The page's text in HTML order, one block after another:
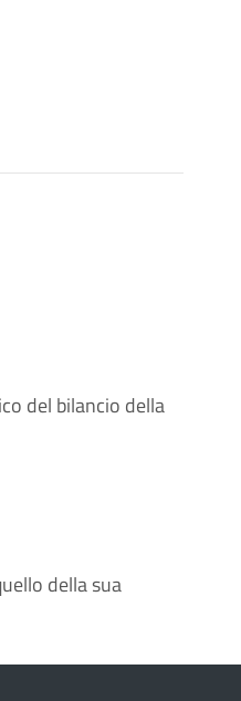
del bilancio della
della sua